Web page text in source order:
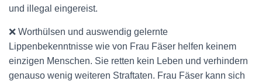
und illegal eingereist.
❌ Worthülsen und auswendig gelernte
Lippenbekenntnisse wie von Frau Fäser helfen keinem
einzigen Menschen. Sie retten kein Leben und verhindern
genauso wenig weiteren Straftaten. Frau Fäser kann sich